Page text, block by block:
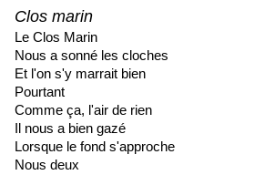
Clos marin
Le Clos Marin
Nous a sonné les cloches
Et l'on s'y marrait bien
Pourtant
Comme ça, l'air de rien
Il nous a bien gazé
Lorsque le fond s'approche
Nous deux